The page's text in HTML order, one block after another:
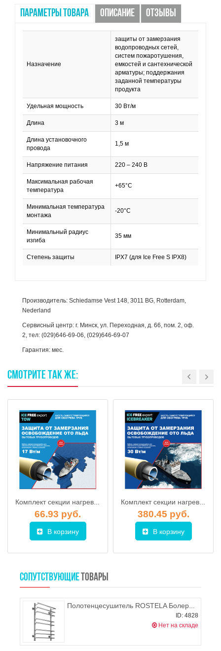
ПАРАМЕТРЫ ТОВАРА ОПИСАНИЕ ОТЗЫВЫ
Назначение
защиты от замерзания
водопроводных сетей,
систем пожаротушения,
емкостей и сантехнической
арматуры; поддержания
заданной температуры
продукта
Удельная мощность 30 Вт/м
Длина 3 м
Длина установочного
провода
1,5 м
Напряжение питания 220 – 240 В
Максимальная рабочая
температура
+65°С
Минимальная температура
монтажа
-20°С
Минимальный радиус
изгиба
35 мм
Степень защиты IPX7 (для Ice Free S IPX8)
Производитель: Schiedamse Vest 148, 3011 BG, Rotterdam,
Nederland
Сервисный центр: г. Минск, ул. Переходная, д. 66, пом. 2, оф.
2, тел: (029)646-69-06, (029)646-69-07
Гарантия: мес.
СМОТРИТЕ ТАКЖЕ:
Комплект секции нагревательной Ice Free (1 метр, 17 Вт/м)
66.93 руб.
В корзину
Комплект секции нагревательной Ice Free (12 метров, 30 Вт/м)
380.45 руб.
В корзину
СОПУТСТВУЮЩИЕ ТОВАРЫ
Полотенцесушитель ROSTELA Болеро (подв. 1") 500х800/8 мм
ID: 4828
Нет на складе